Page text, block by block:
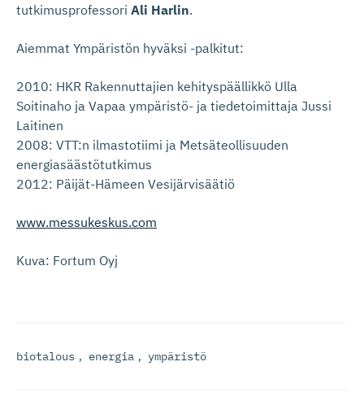
tutkimusprofessori Ali Harlin.
Aiemmat Ympäristön hyväksi -palkitut:
2010: HKR Rakennuttajien kehityspäällikkö Ulla
Soitinaho ja Vapaa ympäristö- ja tiedetoimittaja Jussi
Laitinen
2008: VTT:n ilmastotiimi ja Metsäteollisuuden
energiasäästötutkimus
2012: Päijät-Hämeen Vesijärvisäätiö
www.messukeskus.com
Kuva: Fortum Oyj
biotalous , energia , ympäristö